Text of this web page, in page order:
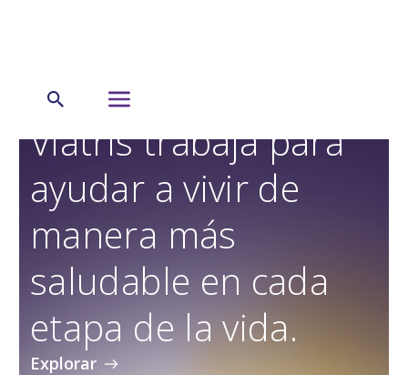
Viatris trabaja para
ayudar a vivir de
manera más
saludable en cada
etapa de la vida.
Explorar